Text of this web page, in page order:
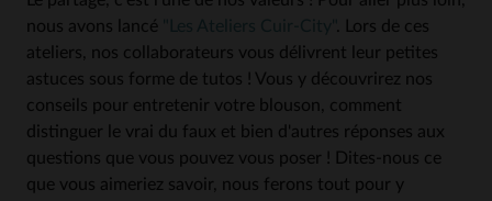
nous avons lancé
. Lors de ces
ateliers, nos collaborateurs vous délivrent leur petites
astuces sous forme de tutos ! Vous y découvrirez nos
conseils pour entretenir votre blouson, comment
distinguer le vrai du faux et bien d'autres réponses aux
questions que vous pouvez vous poser ! Dites-nous ce
que vous aimeriez savoir, nous ferons tout pour y